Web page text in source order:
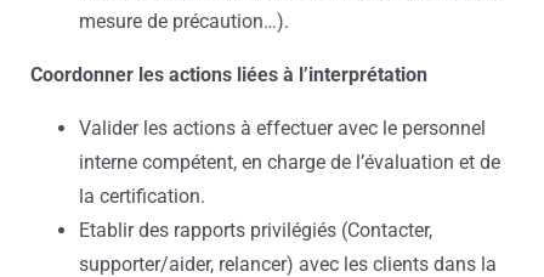
mesure de précaution…).
Coordonner les actions liées à l’interprétation
Valider les actions à effectuer avec le personnel
interne compétent, en charge de l’évaluation et de
la certification.
Etablir des rapports privilégiés (Contacter,
supporter/aider, relancer) avec les clients dans la